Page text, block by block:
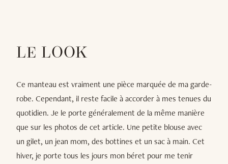
LE LOOK
Ce manteau est vraiment une pièce marquée de ma garde-
robe. Cependant, il reste facile à accorder à mes tenues du
quotidien. Je le porte généralement de la même manière
que sur les photos de cet article. Une petite blouse avec
un gilet, un jean mom, des bottines et un sac à main. Cet
hiver, je porte tous les jours mon béret pour me tenir